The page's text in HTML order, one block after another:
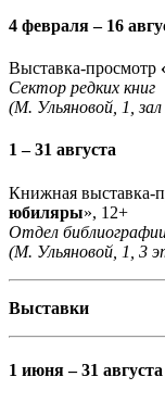
4 февраля – 16
Выставка-просмотр
Сектор редких книг
(М. Ульяновой, 1,
1 – 31 августа
Книжная выставка-
юбиляры», 12+
Отдел
(М. Ульяновой, 1, 3
Выставки
1 июня – 31 августа